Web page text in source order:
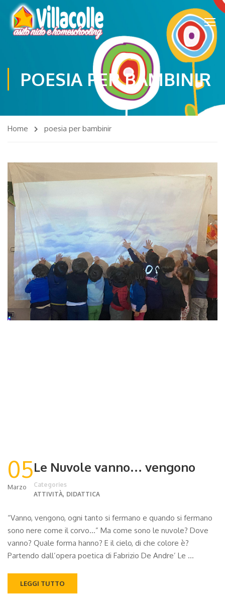
POESIA PER BAMBINIR
Home poesia per bambinir
05
Marzo
Le Nuvole vanno… vengono
Categories
ATTIVITÀ, DIDATTICA
“Vanno, vengono, ogni tanto si fermano e quando si fermano
sono nere come il corvo…” Ma come sono le nuvole? Dove
vanno? Quale forma hanno? E il cielo, di che colore è?
Partendo dall’opera poetica di Fabrizio De Andre’ Le …
LEGGI TUTTO